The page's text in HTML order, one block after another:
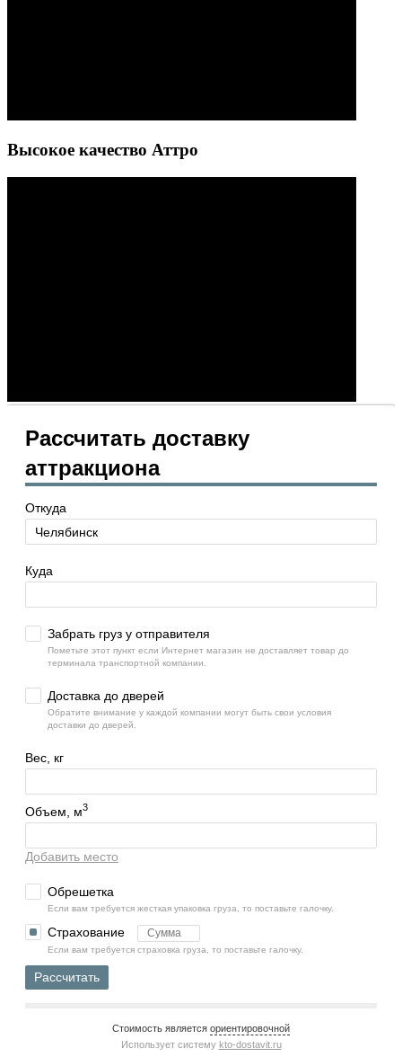
Высокое качество Аттро
Рассчитать доставку
аттракциона
Откуда
Куда
Забрать груз у отправителя
Пометьте этот пункт если Интернет магазин не доставляет товар до
терминала транспортной компании.
Доставка до дверей
Обратите внимание у каждой компании могут быть свои условия
доставки до дверей.
Вес, кг
Объем, м3
Добавить место
Обрешетка
Если вам требуется жесткая упаковка груза, то поставьте галочку.
Страхование
Если вам требуется страховка груза, то поставьте галочку.
Рассчитать
Стоимость является ориентировочной
Использует систему kto-dostavit.ru